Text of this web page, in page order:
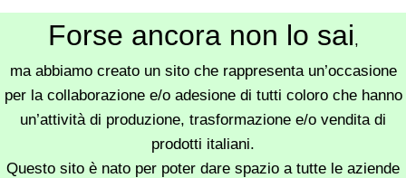
Forse ancora non lo sai,
ma abbiamo creato un sito che rappresenta un’occasione
per la collaborazione e/o adesione di tutti coloro che hanno
un’attività di produzione, trasformazione e/o vendita di
prodotti italiani.
Questo sito è nato per poter dare spazio a tutte le aziende